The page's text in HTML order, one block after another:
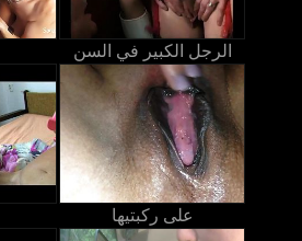
الرجل الكبير في السن
على ركبتيها